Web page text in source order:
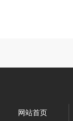
网站首页